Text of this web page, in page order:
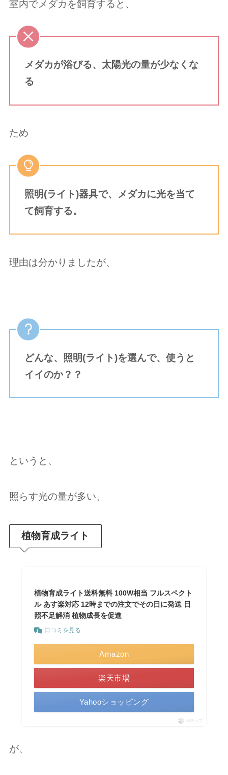
室内でメダカを飼育すると、
メダカが浴びる、太陽光の量が少なくな
る
ため
照明(ライト)器具で、メダカに光を当て
て飼育する。
理由は分かりましたが、
どんな、照明(ライト)を選んで、使うと
イイのか？？
というと、
照らす光の量が多い、
植物育成ライト
植物育成ライト送料無料 100W相当 フルスペクト
ル あす楽対応 12時までの注文でその日に発送 日
照不足解消 植物成長を促進
口コミを見る
Amazon
楽天市場
Yahooショッピング
ポチップ
が、